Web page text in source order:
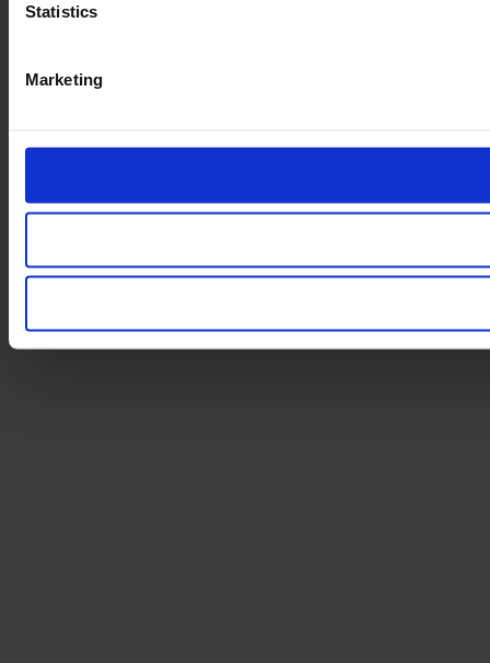
Statistics
Marketing